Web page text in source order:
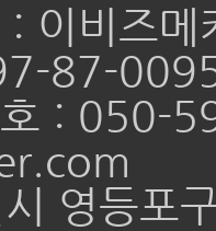
: 이비즈
87-
호 : 050-
영등포